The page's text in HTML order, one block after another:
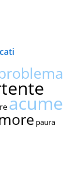
acume
paura